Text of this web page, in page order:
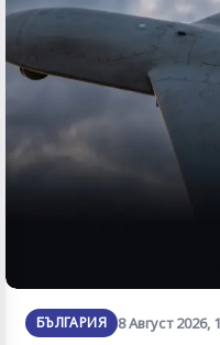
БЪЛГАРИЯ 8 Август 2026,